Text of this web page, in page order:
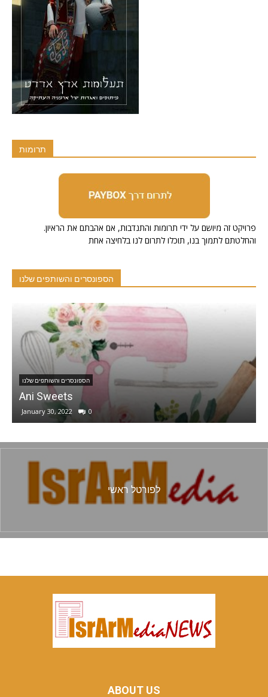
תרומות
.פרויקט זה מיושם על ידי תרומות והתנדבות, אם אהבתם את הראיון
והחלטתם לתמוך בנו, תוכלו לתרום לנו בלחיצה אחת
הספונסרים והשותפים שלנו
הספונסרים
2022 0
והשותפים שלנו
בישראל
December 1,
לפורטל ראשי
ABOUT US